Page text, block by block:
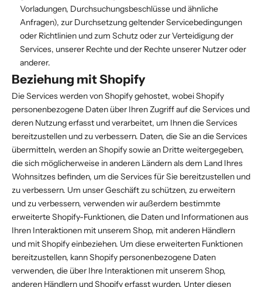
Vorladungen, Durchsuchungsbeschlüsse und ähnliche
Anfragen), zur Durchsetzung geltender Servicebedingungen
oder Richtlinien und zum Schutz oder zur Verteidigung der
Services, unserer Rechte und der Rechte unserer Nutzer oder
anderer.
Beziehung mit Shopify
Die Services werden von Shopify gehostet, wobei Shopify
personenbezogene Daten über Ihren Zugriff auf die Services und
deren Nutzung erfasst und verarbeitet, um Ihnen die Services
bereitzustellen und zu verbessern. Daten, die Sie an die Services
übermitteln, werden an Shopify sowie an Dritte weitergegeben,
die sich möglicherweise in anderen Ländern als dem Land Ihres
Wohnsitzes befinden, um die Services für Sie bereitzustellen und
zu verbessern. Um unser Geschäft zu schützen, zu erweitern
und zu verbessern, verwenden wir außerdem bestimmte
erweiterte Shopify-Funktionen, die Daten und Informationen aus
Ihren Interaktionen mit unserem Shop, mit anderen Händlern
und mit Shopify einbeziehen. Um diese erweiterten Funktionen
bereitzustellen, kann Shopify personenbezogene Daten
verwenden, die über Ihre Interaktionen mit unserem Shop,
anderen Händlern und Shopify erfasst wurden. Unter diesen